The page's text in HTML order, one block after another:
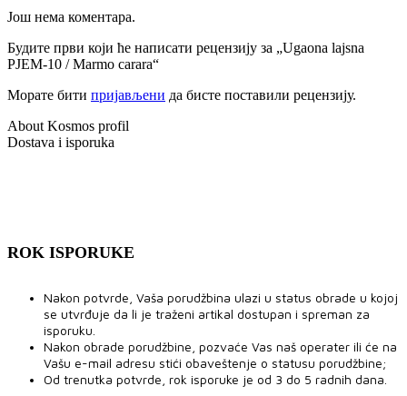
Још нема коментара.
Будите први који ће написати рецензију за „Ugaona lajsna
PJEM-10 / Marmo carara“
Морате бити пријављени да бисте поставили рецензију.
About Kosmos profil
Dostava i isporuka
ROK ISPORUKE
Nakon potvrde, Vaša porudžbina ulazi u status obrade u kojoj
se utvrđuje da li je traženi artikal dostupan i spreman za
isporuku.
Nakon obrade porudžbine, pozvaće Vas naš operater ili će na
Vašu e-mail adresu stići obaveštenje o statusu porudžbine;
Od trenutka potvrde, rok isporuke je od 3 do 5 radnih dana.